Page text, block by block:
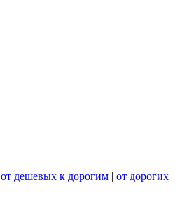
от дешевых к дорогим | от дорогих